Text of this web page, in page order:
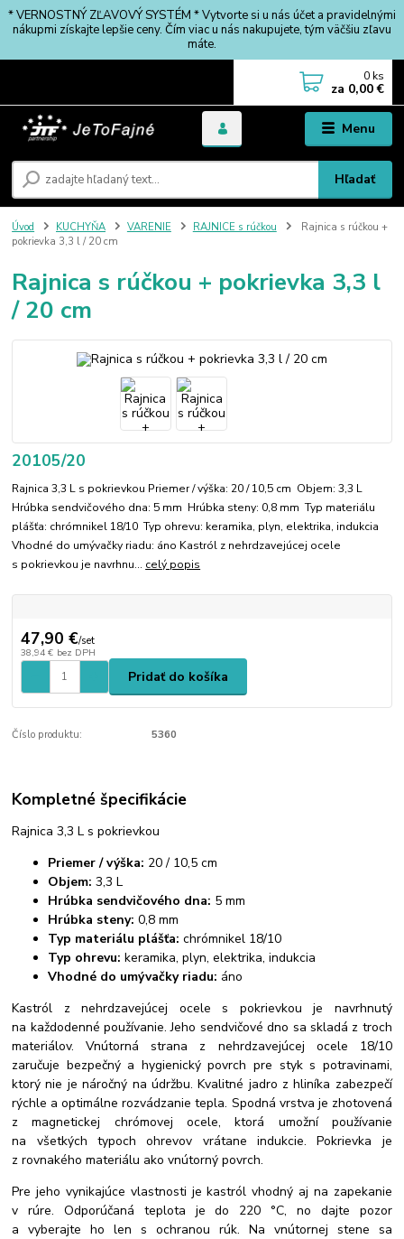
* VERNOSTNÝ ZĽAVOVÝ SYSTÉM * Vytvorte si u nás účet a pravidelnými
nákupmi získajte lepšie ceny. Čím viac u nás nakupujete, tým väčšiu zľavu
máte.
Menu
Hľadať
0 ks
za 0,00 €
Úvod KUCHYŇA VARENIE RAJNICE s rúčkou
Rajnica s rúčkou +
pokrievka 3,3 l / 20 cm
Rajnica s rúčkou + pokrievka 3,3 l
/ 20 cm
20105/20
Rajnica 3,3 L s pokrievkou Priemer / výška: 20 / 10,5 cm Objem: 3,3 L
Hrúbka sendvičového dna: 5 mm Hrúbka steny: 0,8 mm Typ materiálu
plášťa: chrómnikel 18/10 Typ ohrevu: keramika, plyn, elektrika, indukcia
Vhodné do umývačky riadu: áno Kastról z nehrdzavejúcej ocele
s pokrievkou je navrhnu... celý popis
47,90 €/set
38,94 € bez DPH
Pridať do košíka
Číslo produktu: 5360
Kompletné špecifikácie
Rajnica 3,3 L s pokrievkou
Priemer / výška: 20 / 10,5 cm
Objem: 3,3 L
Hrúbka sendvičového dna: 5 mm
Hrúbka steny: 0,8 mm
Typ materiálu plášťa:chrómnikel 18/10
Typ ohrevu:keramika, plyn, elektrika, indukcia
Vhodné do umývačky riadu: áno
Kastról z nehrdzavejúcej ocele s pokrievkou je navrhnutý
na každodenné používanie. Jeho sendvičové dno sa skladá z troch
materiálov. Vnútorná strana z nehrdzavejúcej ocele 18/10
zaručuje bezpečný a hygienický povrch pre styk s potravinami,
ktorý nie je náročný na údržbu. Kvalitné jadro z hliníka zabezpečí
rýchle a optimálne rozvádzanie tepla. Spodná vrstva je zhotovená
z magnetickej chrómovej ocele, ktorá umožní používanie
na všetkých typoch ohrevov vrátane indukcie. Pokrievka je
z rovnakého materiálu ako vnútorný povrch.
Pre jeho vynikajúce vlastnosti je kastról vhodný aj na zapekanie
v rúre. Odporúčaná teplota je do 220 °C, no dajte pozor
a vyberajte ho len s ochranou rúk. Na vnútornej stene sa